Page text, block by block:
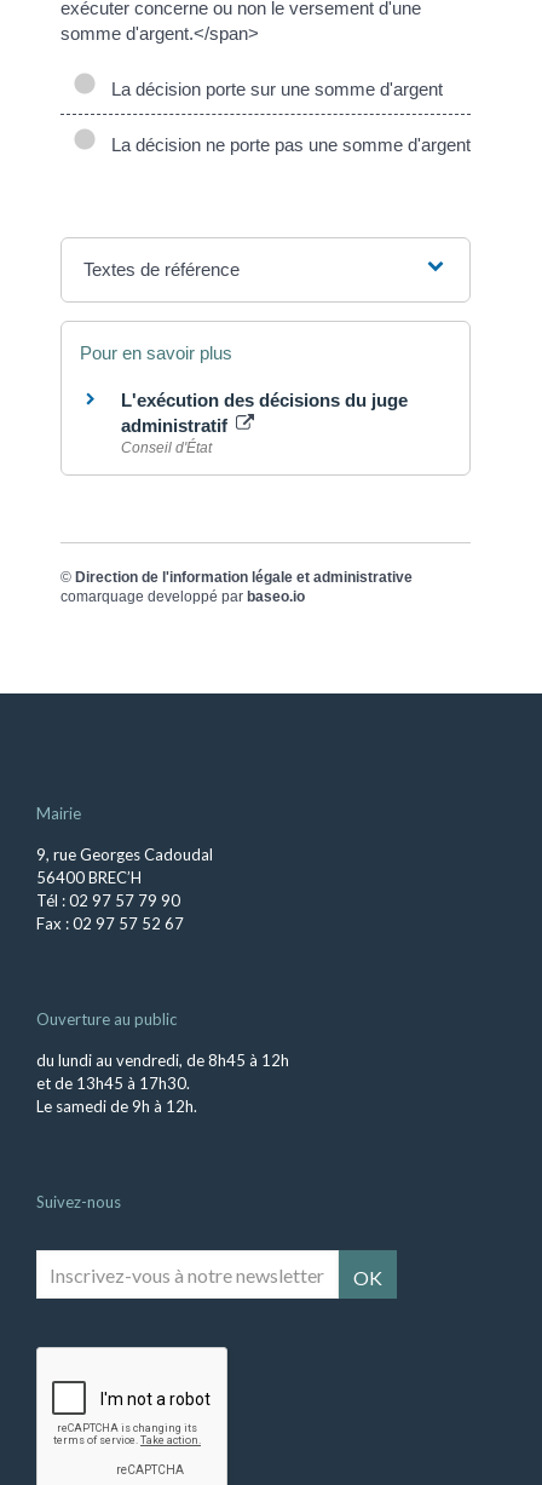
exécuter concerne ou non le versement d'une
somme d'argent.</span>
La décision porte sur une somme d'argent
La décision ne porte pas une somme d'argent
Textes de référence
Pour en savoir plus
L'exécution des décisions du juge
administratif
Conseil d'État
© Direction de l'information légale et administrative
comarquage developpé par baseo.io
Mairie
9, rue Georges Cadoudal
56400 BREC’H
Tél : 02 97 57 79 90
Fax : 02 97 57 52 67
Ouverture au public
du lundi au vendredi, de 8h45 à 12h
et de 13h45 à 17h30.
Le samedi de 9h à 12h.
Suivez-nous
vous
notre